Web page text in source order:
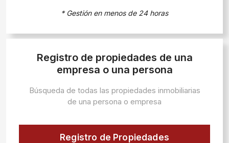
* Gestión en menos de 24 horas
Registro de propiedades de una
empresa o una persona
Búsqueda de todas las propiedades inmobiliarias
de una persona o empresa
Registro de Propiedades